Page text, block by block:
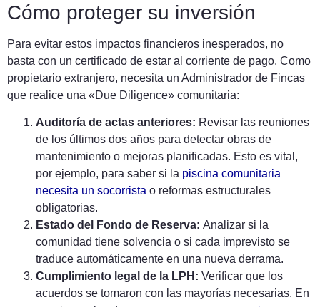
Cómo proteger su inversión
Para evitar estos impactos financieros inesperados, no
basta con un certificado de estar al corriente de pago. Como
propietario extranjero, necesita un Administrador de Fincas
que realice una «Due Diligence» comunitaria:
Auditoría de actas anteriores: Revisar las reuniones
de los últimos dos años para detectar obras de
mantenimiento o mejoras planificadas. Esto es vital,
por ejemplo, para saber si la piscina comunitaria
necesita un socorrista o reformas estructurales
obligatorias.
Estado del Fondo de Reserva: Analizar si la
comunidad tiene solvencia o si cada imprevisto se
traduce automáticamente en una nueva derrama.
Cumplimiento legal de la LPH: Verificar que los
acuerdos se tomaron con las mayorías necesarias. En